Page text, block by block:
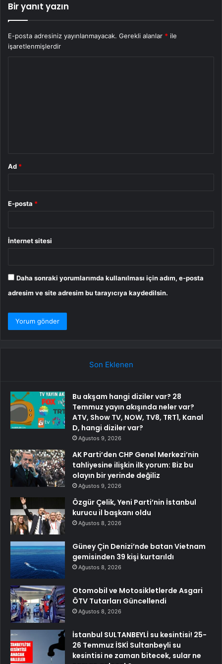
Bir yanıt yazın
E-posta adresiniz yayınlanmayacak. Gerekli alanlar * ile
işaretlenmişlerdir
Ad *
E-posta *
İnternet sitesi
Daha sonraki yorumlarımda kullanılması için adım, e-posta
adresim ve site adresim bu tarayıcıya kaydedilsin.
Son Eklenen
Bu akşam hangi diziler var? 28
Temmuz yayın akışında neler var?
ATV, Show TV, NOW, TV8, TRT1, Kanal
D, hangi diziler var?
Ağustos 9, 2026
AK Parti’den CHP Genel Merkezi’nin
tahliyesine ilişkin ilk yorum: Biz bu
olayın bir yerinde değiliz
Ağustos 9, 2026
Özgür Çelik, Yeni Parti’nin İstanbul
kurucu il başkanı oldu
Ağustos 8, 2026
Güney Çin Denizi’nde batan Vietnam
gemisinden 39 kişi kurtarıldı
Ağustos 8, 2026
Otomobil ve Motosikletlerde Asgari
ÖTV Tutarları Güncellendi
Ağustos 8, 2026
İstanbul SULTANBEYLİ su kesintisi! 25-
26 Temmuz İSKİ Sultanbeyli su
kesintisi ne zaman bitecek, sular ne